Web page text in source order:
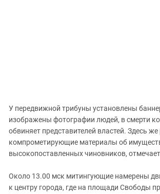
У передвижной трибуны установлены
изображены фотографии людей, в смерти
обвиняет представителей властей. Здесь
компрометирующие материалы об
высокопоставленных чиновников,
Около 13.00 мск митингующие намерены
к центру города, где на площади Свободы